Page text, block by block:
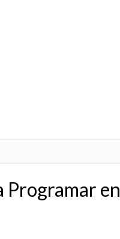
Programar en